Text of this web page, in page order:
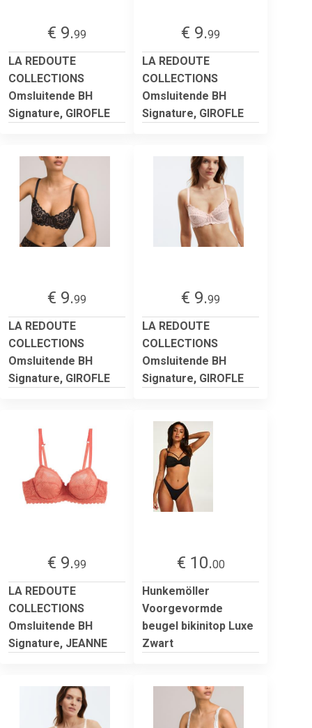
€ 9.99
LA REDOUTE
COLLECTIONS
Omsluitende BH
Signature, GIROFLE
€ 9.99
LA REDOUTE
COLLECTIONS
Omsluitende BH
Signature, GIROFLE
€ 9.99
LA REDOUTE
COLLECTIONS
Omsluitende BH
Signature, GIROFLE
€ 9.99
LA REDOUTE
COLLECTIONS
Omsluitende BH
Signature, GIROFLE
€ 9.99
LA REDOUTE
COLLECTIONS
Omsluitende BH
Signature, JEANNE
€ 10.00
Hunkemöller
Voorgevormde
beugel bikinitop Luxe
Zwart